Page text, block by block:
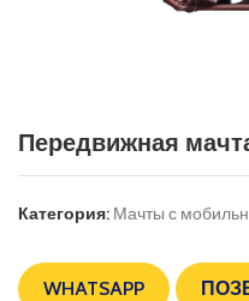
Передвижная
Категория: Мачты с
WHATSAPP